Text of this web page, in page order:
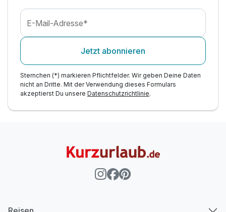
E-Mail-Adresse*
Jetzt abonnieren
Sternchen (*) markieren Pflichtfelder. Wir geben Deine Daten
nicht an Dritte. Mit der Verwendung dieses Formulars
akzeptierst Du unsere Datenschutzrichtlinie.